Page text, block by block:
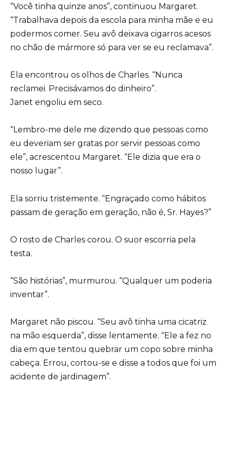
“Você tinha quinze anos”, continuou Margaret.
“Trabalhava depois da escola para minha mãe e eu
podermos comer. Seu avô deixava cigarros acesos
no chão de mármore só para ver se eu reclamava”.
Ela encontrou os olhos de Charles. “Nunca
reclamei. Precisávamos do dinheiro”.
Janet engoliu em seco.
“Lembro-me dele me dizendo que pessoas como
eu deveriam ser gratas por servir pessoas como
ele”, acrescentou Margaret. “Ele dizia que era o
nosso lugar”.
Ela sorriu tristemente. “Engraçado como hábitos
passam de geração em geração, não é, Sr. Hayes?”
O rosto de Charles corou. O suor escorria pela
testa.
“São histórias”, murmurou. “Qualquer um poderia
inventar”.
Margaret não piscou. “Seu avô tinha uma cicatriz
na mão esquerda”, disse lentamente. “Ele a fez no
dia em que tentou quebrar um copo sobre minha
cabeça. Errou, cortou-se e disse a todos que foi um
acidente de jardinagem”.